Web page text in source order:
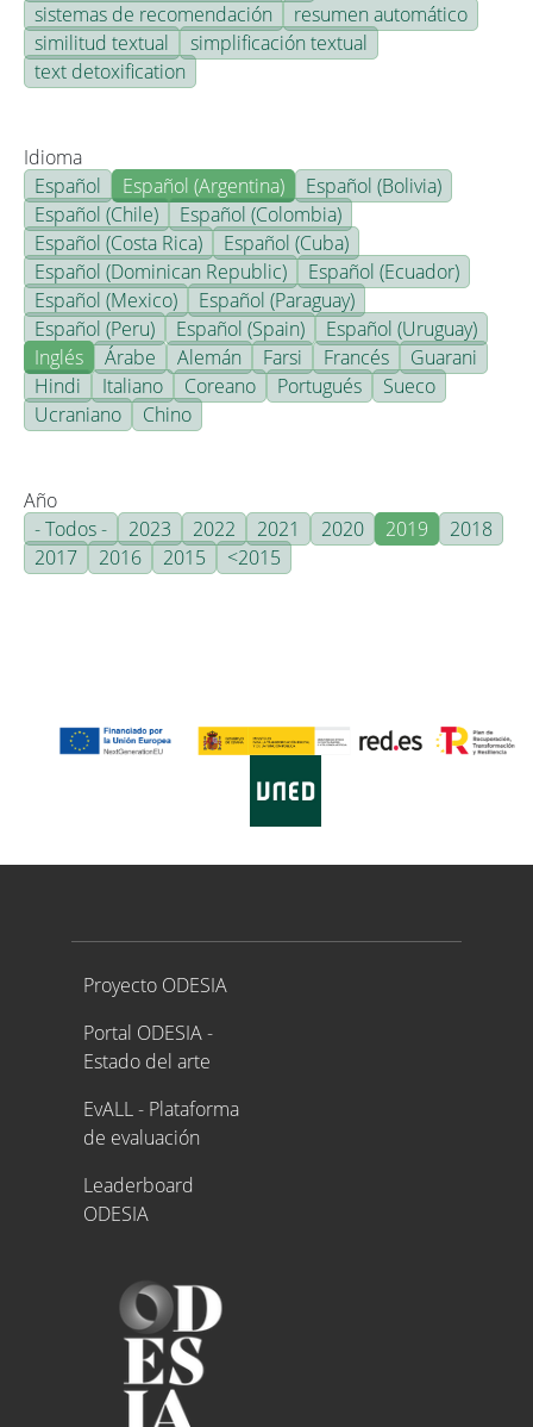
sistemas de recomendación
resumen automático
similitud textual
simplificación textual
text detoxification
Idioma
Español
Español (Argentina)
Español (Bolivia)
Español (Chile)
Español (Colombia)
Español (Costa Rica)
Español (Cuba)
Español (Dominican Republic)
Español (Ecuador)
Español (Mexico)
Español (Paraguay)
Español (Peru)
Español (Spain)
Español (Uruguay)
Inglés
Árabe Alemán Farsi Francés
Guarani
Hindi
Italiano Coreano Portugués
Sueco
Ucraniano
Chino
Año
- Todos -
2023 2022 2021 2020 2019
2018
2017
2016 2015 <2015
Proyecto ODESIA
Proyecto ODESIA
Portal ODESIA -
Estado del arte
EvALL - Plataforma
de evaluación
Leaderboard
ODESIA